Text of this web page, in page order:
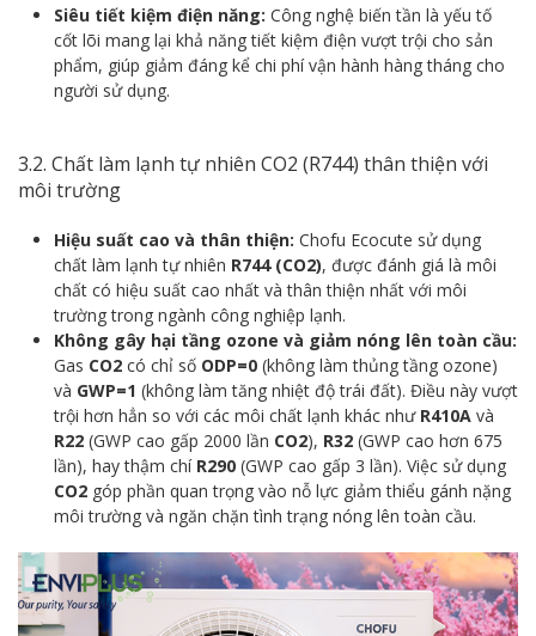
Siêu tiết kiệm điện năng: Công nghệ biến tần là yếu tố
cốt lõi mang lại khả năng tiết kiệm điện vượt trội cho sản
phẩm, giúp giảm đáng kể chi phí vận hành hàng tháng cho
người sử dụng.
3.2. Chất làm lạnh tự nhiên CO2 (R744) thân thiện với
môi trường
Hiệu suất cao và thân thiện: Chofu Ecocute sử dụng
chất làm lạnh tự nhiên R744 (CO2), được đánh giá là môi
chất có hiệu suất cao nhất và thân thiện nhất với môi
trường trong ngành công nghiệp lạnh.
Không gây hại tầng ozone và giảm nóng lên toàn cầu:
Gas CO2 có chỉ số ODP=0 (không làm thủng tầng ozone)
và GWP=1 (không làm tăng nhiệt độ trái đất). Điều này vượt
trội hơn hẳn so với các môi chất lạnh khác như R410A và
R22 (GWP cao gấp 2000 lần CO2), R32 (GWP cao hơn 675
lần), hay thậm chí R290 (GWP cao gấp 3 lần). Việc sử dụng
CO2 góp phần quan trọng vào nỗ lực giảm thiểu gánh nặng
môi trường và ngăn chặn tình trạng nóng lên toàn cầu.